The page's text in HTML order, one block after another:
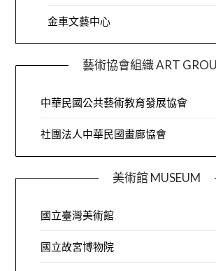
金車文藝中心
藝術協會組織 ART
中華民國公共藝術教育發展協會
社團法人中華民國畫廊協會
美術館 MUSEUM
國立臺灣美術館
國立故宮博物院